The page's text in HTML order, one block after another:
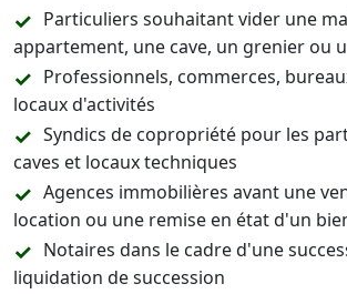
Particuliers souhaitant vider une
appartement, une cave, un grenier ou
Professionnels, commerces,
locaux d'activités
Syndics de copropriété pour les
caves et locaux techniques
Agences immobilières avant une
location ou une remise en état d'un
Notaires dans le cadre d'une
liquidation de succession